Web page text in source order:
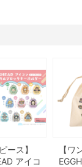
ース】
アイコ
【ワ